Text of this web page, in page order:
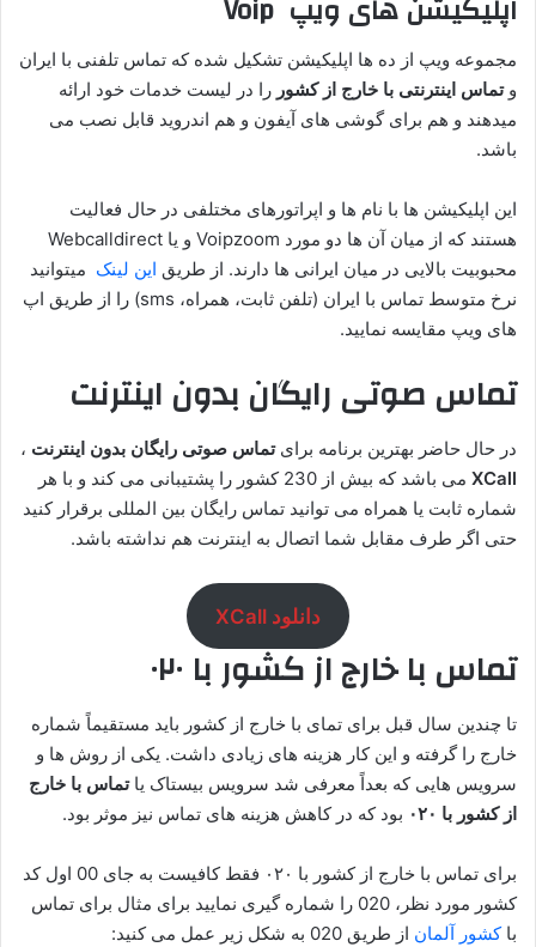
اپلیکیشن های ویپ Voip
مجموعه ویپ از ده ها اپلیکیشن تشکیل شده که تماس تلفنی با ایران
وتماس اینترنتی با خارج از کشور را در لیست خدمات خود ارائه
میدهند و هم برای گوشی های آیفون و هم اندروید قابل نصب می
باشد.
این اپلیکیشن ها با نام ها و اپراتورهای مختلفی در حال فعالیت
هستند که از میان آن ها دو مورد Voipzoom و یا Webcalldirect
محبوبیت بالایی در میان ایرانی ها دارند. از طریق این لینک میتوانید
نرخ متوسط تماس با ایران (تلفن ثابت، همراه، sms) را از طریق اپ
های ویپ مقایسه نمایید.
تماس صوتی رایگان بدون اینترنت
در حال حاضر بهترین برنامه برایتماس صوتی رایگان بدون اینترنت ،
XCall
می باشد که بیش از 230 کشور را پشتیبانی می کند و با هر
شماره ثابت یا همراه می توانید تماس رایگان بین المللی برقرار کنید
حتی اگر طرف مقابل شما اتصال به اینترنت هم نداشته باشد.
دانلود XCall
تماس با خارج از کشور با ۰۲۰
تا چندین سال قبل برای تمای با خارج از کشور باید مستقیماً شماره
خارج را گرفته و این کار هزینه های زیادی داشت. یکی از روش ها و
سرویس هایی که بعداً معرفی شد سرویس بیستاک یاتماس با خارج
از کشور با ۰۲۰
بود که در کاهش هزینه های تماس نیز موثر بود.
برای تماس با خارج از کشور با ۰۲۰ فقط کافیست به جای 00 اول کد
کشور مورد نظر، 020 را شماره گیری نمایید برای مثال برای تماس
باکشور آلمان از طریق 020 به شکل زیر عمل می کنید: